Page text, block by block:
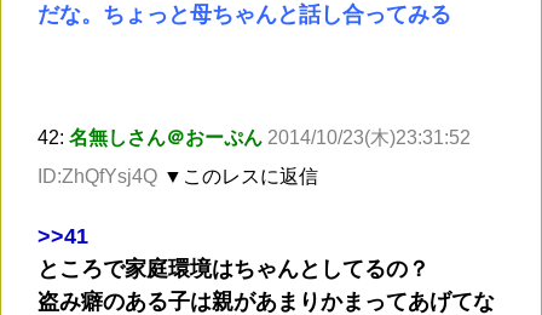
だな。ちょっと母ちゃんと話し合ってみる
42: 名無しさん＠おーぷん 2014/10/23(木)23:31:52
ID:ZhQfYsj4Q ▼このレスに返信
>>41
ところで家庭環境はちゃんとしてるの？
盗み癖のある子は親があまりかまってあげてな